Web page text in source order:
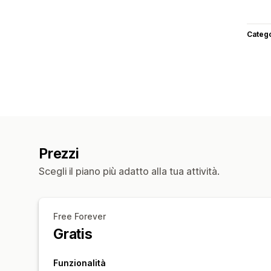
Prezzi
Scegli il piano più adatto alla tua attività.
Free Forever
Gratis
Funzionalità